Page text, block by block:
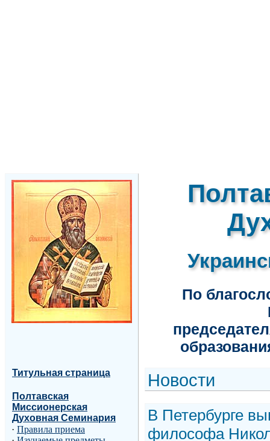
По
Титульная страница
Полтавская
Миссионерская
Духовная Семинария
· Правила приема
Новости
В Петербурге
философа